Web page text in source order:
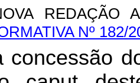
Nº 182/
concessão